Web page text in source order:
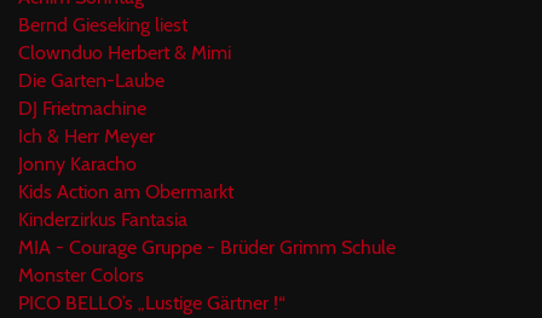
Bernd Gieseking liest
Clownduo Herbert & Mimi
Die Garten-Laube
DJ Frietmachine
Ich & Herr Meyer
Jonny Karacho
Kids Action am Obermarkt
Kinderzirkus Fantasia
MIA - Courage Gruppe - Brüder Grimm Schule
Monster Colors
PICO BELLO’s „Lustige Gärtner !“